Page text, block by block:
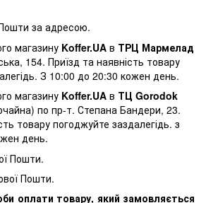
за адресою.
магазину Koffer.UA в ТРЦ Мармелад
154. Приїзд та наявність товару
З 10:00 до 20:30 кожен день.
магазину Koffer.UA в ТЦ Gorodok
по пр-т. Степана Бандери, 23.
товару погоджуйте заздалегідь. з
день.
Пошти.
Пошти.
оплати товару, який замовляється